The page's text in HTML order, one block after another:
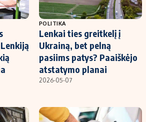
POLITIKA
Lenkai ties greitkelį į
Ukrainą, bet pelną
pasiims patys? Paaiškėjo
atstatymo planai
2026-05-07